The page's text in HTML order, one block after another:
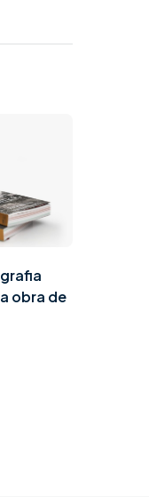
obra de